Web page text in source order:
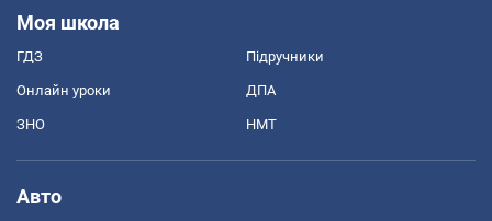
Моя школа
ГДЗ Підручники
Онлайн уроки ДПА
ЗНО НМТ
Авто